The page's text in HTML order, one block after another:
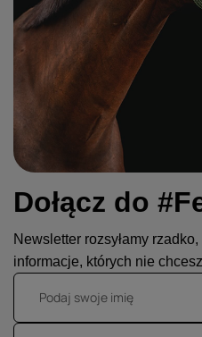
Dołącz do
Newsletter rozsyłamy
informacje, których nie
Podaj swoje imię